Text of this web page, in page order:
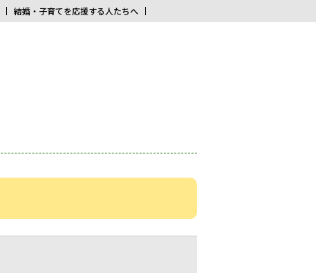
結婚・子育てを応援する人たちへ